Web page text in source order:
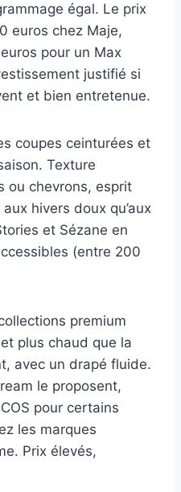
égal. Le prix
euros chez Maje,
pour un Max
justifié si
et bien entretenue.
coupes ceinturées et
Texture
ou chevrons, esprit
hivers doux qu’aux
et Sézane en
(entre 200
premium
plus chaud que la
avec un drapé fluide.
le proposent,
pour certains
les marques
Prix élevés,